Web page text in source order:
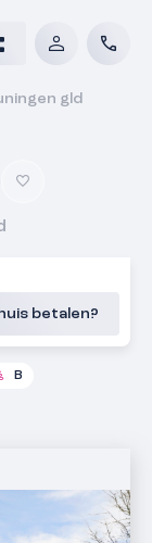
gld
betalen?
B